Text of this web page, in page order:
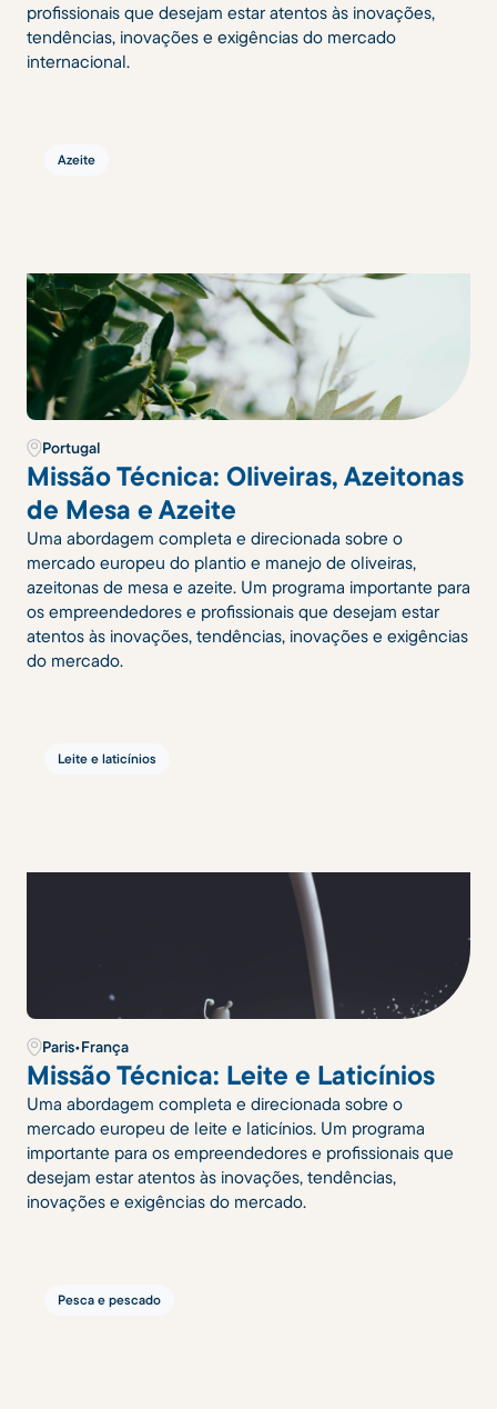
profissionais que desejam estar atentos às inovações,
tendências, inovações e exigências do mercado
internacional.
Azeite
Portugal
Missão Técnica: Oliveiras, Azeitonas
de Mesa e Azeite
Uma abordagem completa e direcionada sobre o
mercado europeu do plantio e manejo de oliveiras,
azeitonas de mesa e azeite. Um programa importante para
os empreendedores e profissionais que desejam estar
atentos às inovações, tendências, inovações e exigências
do mercado.
Leite e laticínios
Paris•França
Missão Técnica: Leite e Laticínios
Uma abordagem completa e direcionada sobre o
mercado europeu de leite e laticínios. Um programa
importante para os empreendedores e profissionais que
desejam estar atentos às inovações, tendências,
inovações e exigências do mercado.
Pesca e pescado